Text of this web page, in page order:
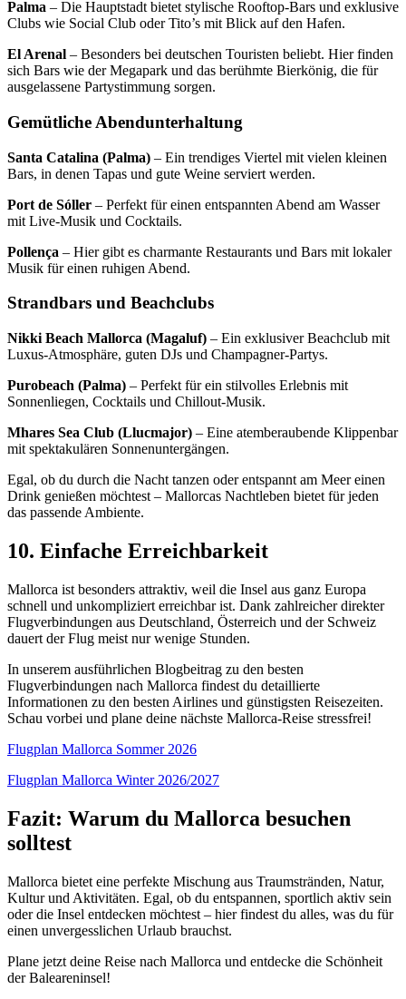
Palma – Die Hauptstadt bietet stylische Rooftop-Bars und exklusive
Clubs wie Social Club oder Tito’s mit Blick auf den Hafen.
El Arenal – Besonders bei deutschen Touristen beliebt. Hier finden
sich Bars wie der Megapark und das berühmte Bierkönig, die für
ausgelassene Partystimmung sorgen.
Gemütliche Abendunterhaltung
Santa Catalina (Palma) – Ein trendiges Viertel mit vielen kleinen
Bars, in denen Tapas und gute Weine serviert werden.
Port de Sóller – Perfekt für einen entspannten Abend am Wasser
mit Live-Musik und Cocktails.
Pollença – Hier gibt es charmante Restaurants und Bars mit lokaler
Musik für einen ruhigen Abend.
Strandbars und Beachclubs
Nikki Beach Mallorca (Magaluf) – Ein exklusiver Beachclub mit
Luxus-Atmosphäre, guten DJs und Champagner-Partys.
Purobeach (Palma) – Perfekt für ein stilvolles Erlebnis mit
Sonnenliegen, Cocktails und Chillout-Musik.
Mhares Sea Club (Llucmajor) – Eine atemberaubende Klippenbar
mit spektakulären Sonnenuntergängen.
Egal, ob du durch die Nacht tanzen oder entspannt am Meer einen
Drink genießen möchtest – Mallorcas Nachtleben bietet für jeden
das passende Ambiente.
10. Einfache Erreichbarkeit
Mallorca ist besonders attraktiv, weil die Insel aus ganz Europa
schnell und unkompliziert erreichbar ist. Dank zahlreicher direkter
Flugverbindungen aus Deutschland, Österreich und der Schweiz
dauert der Flug meist nur wenige Stunden.
In unserem ausführlichen Blogbeitrag zu den besten
Flugverbindungen nach Mallorca findest du detaillierte
Informationen zu den besten Airlines und günstigsten Reisezeiten.
Schau vorbei und plane deine nächste Mallorca-Reise stressfrei!
Flugplan Mallorca Sommer 2026
Flugplan Mallorca Winter 2026/2027
Fazit: Warum du Mallorca besuchen
solltest
Mallorca bietet eine perfekte Mischung aus Traumstränden, Natur,
Kultur und Aktivitäten. Egal, ob du entspannen, sportlich aktiv sein
oder die Insel entdecken möchtest – hier findest du alles, was du für
einen unvergesslichen Urlaub brauchst.
Plane jetzt deine Reise nach Mallorca und entdecke die Schönheit
der Baleareninsel!